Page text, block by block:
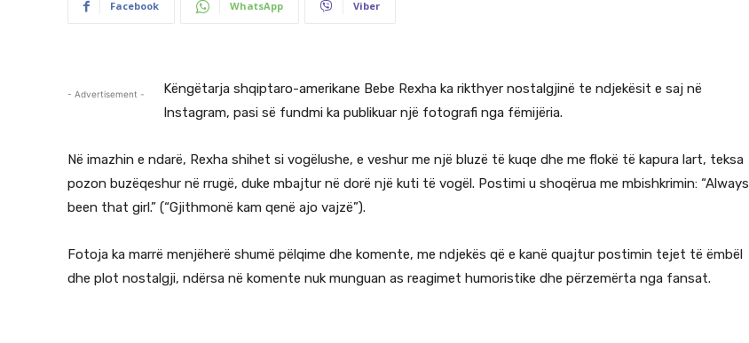
Facebook WhatsApp Viber
- Advertisement -
Këngëtarja shqiptaro-amerikane Bebe Rexha ka rikthyer nostalgjinë te ndjekësit e saj në
Instagram, pasi së fundmi ka publikuar një fotografi nga fëmijëria.
Në imazhin e ndarë, Rexha shihet si vogëlushe, e veshur me një bluzë të kuqe dhe me flokë të kapura lart, teksa
pozon buzëqeshur në rrugë, duke mbajtur në dorë një kuti të vogël. Postimi u shoqërua me mbishkrimin: “Always
been that girl.” (“Gjithmonë kam qenë ajo vajzë”).
Fotoja ka marrë menjëherë shumë pëlqime dhe komente, me ndjekës që e kanë quajtur postimin tejet të ëmbël
dhe plot nostalgji, ndërsa në komente nuk munguan as reagimet humoristike dhe përzemërta nga fansat.